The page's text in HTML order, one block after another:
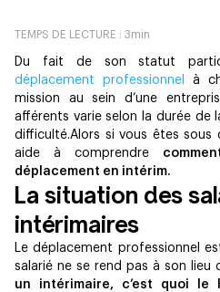
TEMPS DE LECTURE : 3min
Du fait de son statut
déplacement professionnel à
mission au sein d’une
afférents varie selon la durée de
difficulté.Alors si vous êtes
aide à comprendre
déplacement en intérim.
La situation des
intérimaires
Le déplacement professionnel
salarié ne se rend pas à son lieu
un intérimaire, c’est quoi